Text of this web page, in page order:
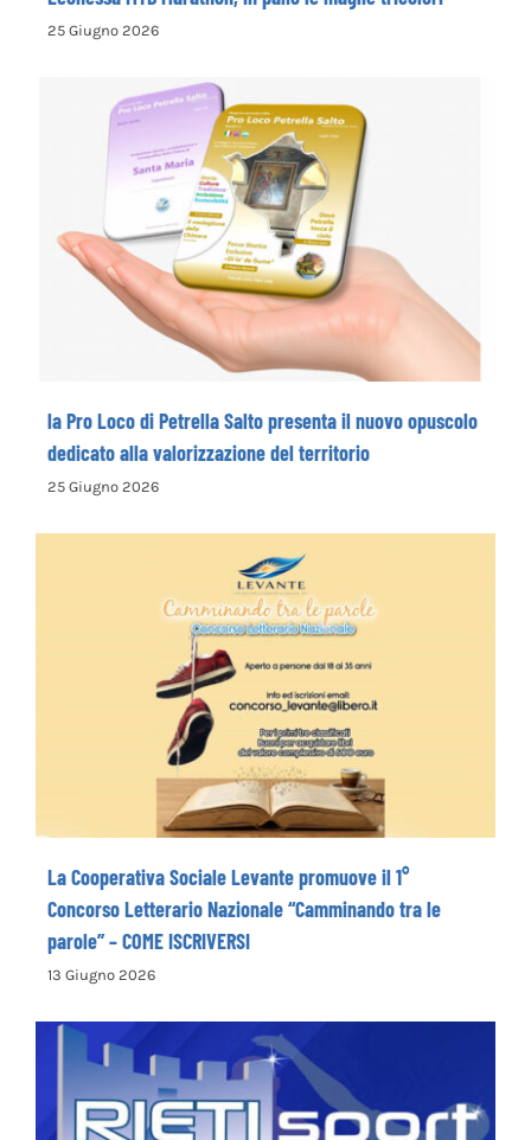
25 Giugno 2026
la Pro Loco di Petrella Salto presenta il
nuovo opuscolo dedicato alla
valorizzazione del territorio
la Pro Loco di Petrella Salto presenta il nuovo opuscolo
dedicato alla valorizzazione del territorio
25 Giugno 2026
La Cooperativa Sociale Levante promuove
il 1° Concorso Letterario Nazionale
“Camminando tra le parole” – COME
ISCRIVERSI
La Cooperativa Sociale Levante promuove il 1°
Concorso Letterario Nazionale “Camminando tra le
parole” – COME ISCRIVERSI
13 Giugno 2026